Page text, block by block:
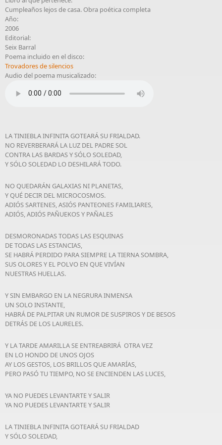
Cumpleaños lejos de casa. Obra poética completa
Año:
2006
Editorial:
Seix Barral
Poema incluido en el disco:
Trovadores de silencios
Audio del poema musicalizado:
LA TINIEBLA INFINITA GOTEARÁ SU FRIALDAD.
NO REVERBERARÁ LA LUZ DEL PADRE SOL
CONTRA LAS BARDAS Y SÓLO SOLEDAD,
Y SÓLO SOLEDAD LO DESHILARÁ TODO.
NO QUEDARÁN GALAXIAS NI PLANETAS,
Y QUÉ DECIR DEL MICROCOSMOS.
ADIÓS SARTENES, ASIÓS PANTEONES FAMILIARES,
ADIÓS, ADIÓS PAÑUEKOS Y PAÑALES
DESMORONADAS TODAS LAS ESQUINAS
DE TODAS LAS ESTANCIAS,
SE HABRÁ PERDIDO PARA SIEMPRE LA TIERNA SOMBRA,
SUS OLORES Y EL POLVO EN QUE VIVÍAN
NUESTRAS HUELLAS.
Y SIN EMBARGO EN LA NEGRURA INMENSA
UN SOLO INSTANTE,
HABRÁ DE PALPITAR UN RUMOR DE SUSPIROS Y DE BESOS
DETRÁS DE LOS LAURELES.
Y LA TARDE AMARILLA SE ENTREABRIRÁ OTRA VEZ
EN LO HONDO DE UNOS OJOS
AY LOS GESTOS, LOS BRILLOS QUE AMARÍAS,
PERO PASÓ TU TIEMPO, NO SE ENCIENDEN LAS LUCES,
YA NO PUEDES LEVANTARTE Y SALIR
YA NO PUEDES LEVANTARTE Y SALIR
LA TINIEBLA INFINITA GOTEARÁ SU FRIALDAD
Y SÓLO SOLEDAD,